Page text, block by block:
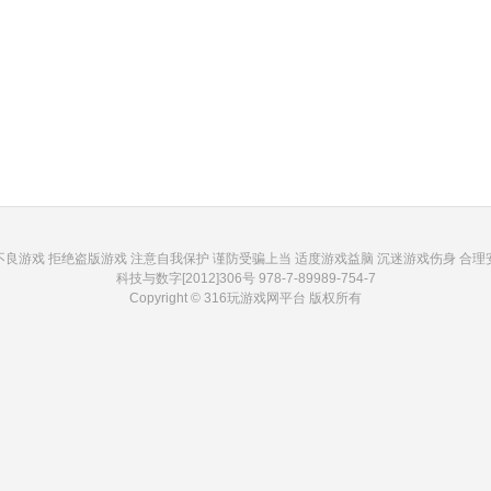
游戏 拒绝盗版游戏 注意自我保护 谨防受骗上当 适度游戏益脑 沉迷游戏伤身 合
科技与数字[2012]306号 978-7-89989-754-7
Copyright © 316玩游戏网平台 版权所有